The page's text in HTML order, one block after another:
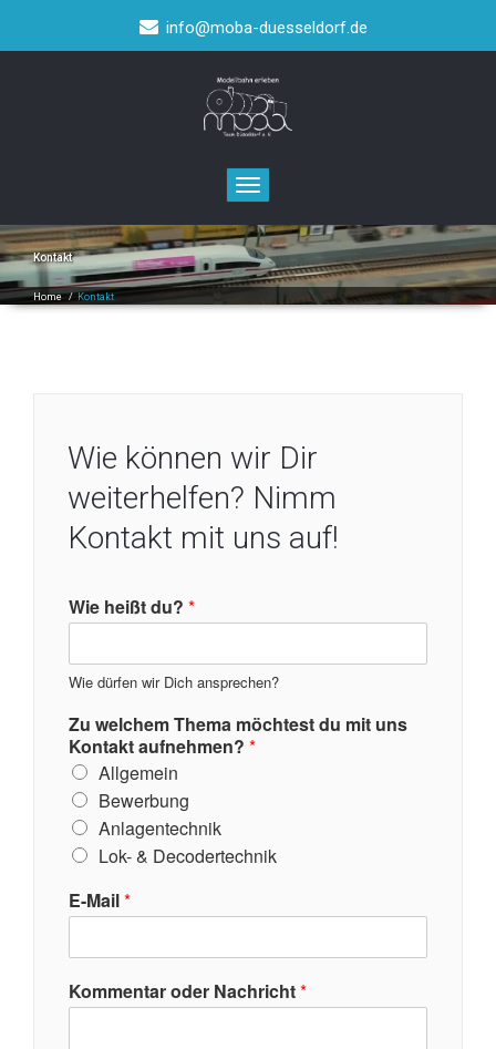
info@moba-duesseldorf.de
Toggle navigation
Kontakt
Home/ Kontakt
Wie können wir Dir
weiterhelfen? Nimm
Kontakt mit uns auf!
Wie heißt du? *
Wie dürfen wir Dich ansprechen?
Zu welchem Thema möchtest du mit uns
Kontakt aufnehmen? *
Allgemein
Bewerbung
Anlagentechnik
Lok- & Decodertechnik
E-Mail*
Kommentar oder Nachricht*